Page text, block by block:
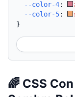
--color-4:
--color-5:
}
🌈 CSS